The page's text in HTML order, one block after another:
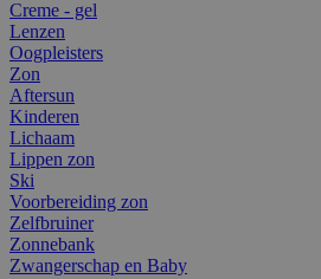
Creme - gel
Lenzen
Oogpleisters
Zon
Aftersun
Kinderen
Lichaam
Lippen zon
Ski
Voorbereiding zon
Zelfbruiner
Zonnebank
Zwangerschap en Baby